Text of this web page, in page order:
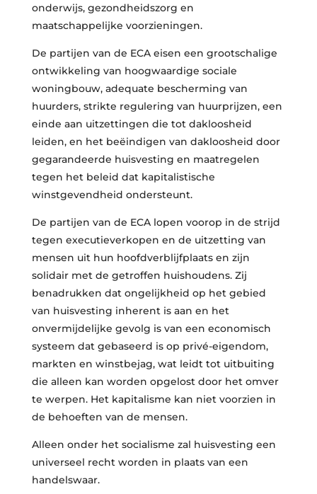
onderwijs, gezondheidszorg en
maatschappelijke voorzieningen.
De partijen van de ECA eisen een grootschalige
ontwikkeling van hoogwaardige sociale
woningbouw, adequate bescherming van
huurders, strikte regulering van huurprijzen, een
einde aan uitzettingen die tot dakloosheid
leiden, en het beëindigen van dakloosheid door
gegarandeerde huisvesting en maatregelen
tegen het beleid dat kapitalistische
winstgevendheid ondersteunt.
De partijen van de ECA lopen voorop in de strijd
tegen executieverkopen en de uitzetting van
mensen uit hun hoofdverblijfplaats en zijn
solidair met de getroffen huishoudens. Zij
benadrukken dat ongelijkheid op het gebied
van huisvesting inherent is aan en het
onvermijdelijke gevolg is van een economisch
systeem dat gebaseerd is op privé-eigendom,
markten en winstbejag, wat leidt tot uitbuiting
die alleen kan worden opgelost door het omver
te werpen. Het kapitalisme kan niet voorzien in
de behoeften van de mensen.
Alleen onder het socialisme zal huisvesting een
universeel recht worden in plaats van een
handelswaar.